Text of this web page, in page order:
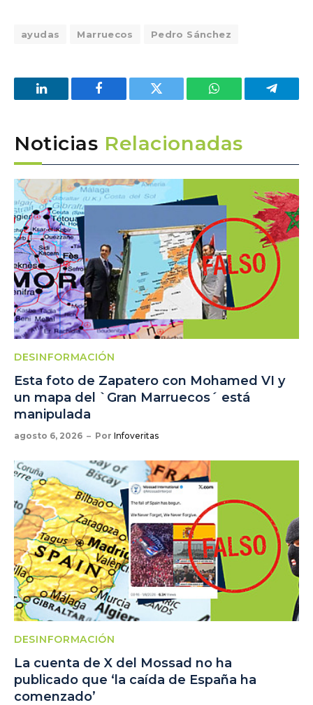
ayudas Marruecos Pedro Sánchez
LinkedIn Facebook Twitter WhatsApp
Noticias Relacionadas
DESINFORMACIÓN
Esta foto de Zapatero con Mohamed VI y
un mapa del `Gran Marruecos´ está
manipulada
agosto 6, 2026 Por Infoveritas
DESINFORMACIÓN
La cuenta de X del Mossad no ha
publicado que ‘la caída de España ha
comenzado’